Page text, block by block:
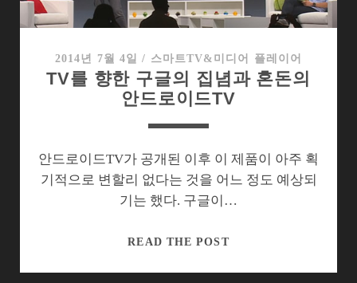
는
지
막
빗
풀
다
2014년 7월 4일 / 스마트TV&미디어 플레이어
TV를 향한 구글의 집념과 혼돈의
안드로이드TV
안드로이드TV가 공개된 이후 이 제품이 아주 획
기적으로 변할리 없다는 것을 어느 정도 예상되
기는 했다. 구글이…
READ THE POSTTV